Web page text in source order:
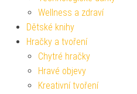
Wellness a zdraví
Dětské knihy
Hračky a tvoření
Chytré hračky
Hravé objevy
Kreativní tvoření